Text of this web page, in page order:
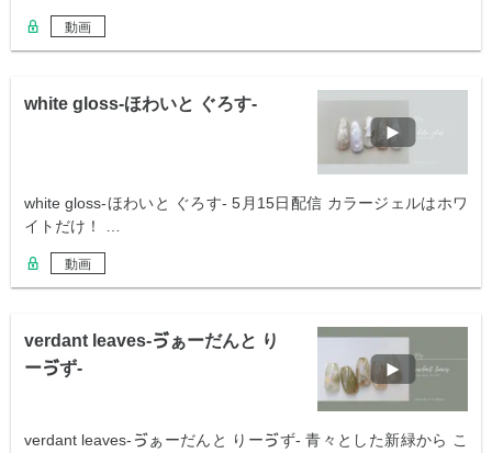
動画
white gloss-ほわいと ぐろす-
white gloss-ほわいと ぐろす- 5月15日配信 カラージェルはホワ
イトだけ！ …
動画
verdant leaves-ゔぁーだんと り
ーゔず-
verdant leaves-ゔぁーだんと りーゔず- 青々とした新緑から こ